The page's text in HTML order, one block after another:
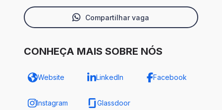
Compartilhar vaga
CONHEÇA MAIS SOBRE NÓS
Website LinkedIn Facebook
Instagram Glassdoor